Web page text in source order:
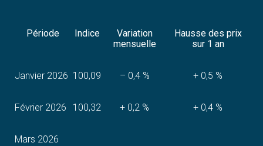
Structurer votre croissance
électronique
Période Indice
Variation
mensuelle
Hausse des prix
sur 1 an
Janvier 2026 100,09 – 0,4 % + 0,5 %
Février 2026 100,32 + 0,2 % + 0,4 %
Mars 2026